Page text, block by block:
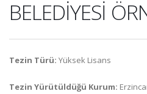
BELEDİYESİ
Tezin Türü: Yüksek Lisans
Tezin Yürütüldüğü Kurum: